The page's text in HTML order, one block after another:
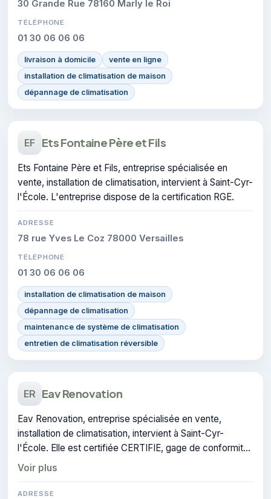
30 Grande Rue 78160 Marly le Roi
TÉLÉPHONE
01 30 06 06 06
livraison à domicile
vente en ligne
installation de climatisation de maison
dépannage de climatisation
EF Ets Fontaine Père et Fils
Ets Fontaine Père et Fils, entreprise spécialisée en
vente, installation de climatisation, intervient à Saint-Cyr-
l'École. L'entreprise dispose de la certification RGE.
ADRESSE
78 rue Yves Le Coz 78000 Versailles
TÉLÉPHONE
01 30 06 06 06
installation de climatisation de maison
dépannage de climatisation
maintenance de système de climatisation
entretien de climatisation réversible
ER Eav Renovation
Eav Renovation, entreprise spécialisée en vente,
installation de climatisation, intervient à Saint-Cyr-
l'École. Elle est certifiée CERTIFIE, gage de conformité
sur les interventions réalisées.
Voir plus
ADRESSE